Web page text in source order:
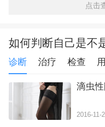
点击
如何判断自己是不
诊断 治疗 检查
滴虫
2016-11-